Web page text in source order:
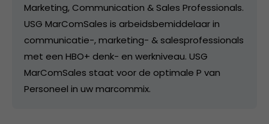
Marketing, Communication & Sales Professionals.
USG MarComSales is arbeidsbemiddelaar in
communicatie-, marketing- & salesprofessionals
met een HBO+ denk- en werkniveau. USG
MarComSales staat voor de optimale P van
Personeel in uw marcommix.